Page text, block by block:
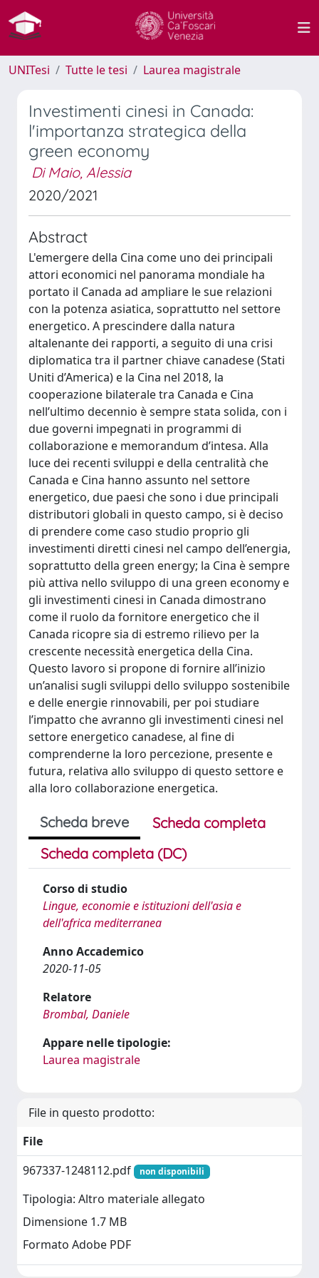
UNITesi Tutte le tesi Laurea magistrale
Investimenti cinesi in Canada:
l'importanza strategica della
green economy
Di Maio, Alessia
2020/2021
Abstract
L'emergere della Cina come uno dei principali
attori economici nel panorama mondiale ha
portato il Canada ad ampliare le sue relazioni
con la potenza asiatica, soprattutto nel settore
energetico. A prescindere dalla natura
altalenante dei rapporti, a seguito di una crisi
diplomatica tra il partner chiave canadese (Stati
Uniti d’America) e la Cina nel 2018, la
cooperazione bilaterale tra Canada e Cina
nell’ultimo decennio è sempre stata solida, con i
due governi impegnati in programmi di
collaborazione e memorandum d’intesa. Alla
luce dei recenti sviluppi e della centralità che
Canada e Cina hanno assunto nel settore
energetico, due paesi che sono i due principali
distributori globali in questo campo, si è deciso
di prendere come caso studio proprio gli
investimenti diretti cinesi nel campo dell’energia,
soprattutto della green energy; la Cina è sempre
più attiva nello sviluppo di una green economy e
gli investimenti cinesi in Canada dimostrano
come il ruolo da fornitore energetico che il
Canada ricopre sia di estremo rilievo per la
crescente necessità energetica della Cina.
Questo lavoro si propone di fornire all’inizio
un’analisi sugli sviluppi dello sviluppo sostenibile
e delle energie rinnovabili, per poi studiare
l’impatto che avranno gli investimenti cinesi nel
settore energetico canadese, al fine di
comprenderne la loro percezione, presente e
futura, relativa allo sviluppo di questo settore e
alla loro collaborazione energetica.
Scheda breve
Scheda completa
Scheda completa (DC)
Corso di studio
Lingue, economie e istituzioni dell'asia e
dell'africa mediterranea
Anno Accademico
2020-11-05
Relatore
Brombal, Daniele
Appare nelle tipologie:
Laurea magistrale
File in questo prodotto:
File
967337-1248112.pdf
non disponibili
Tipologia: Altro materiale allegato
Dimensione 1.7 MB
Formato Adobe PDF